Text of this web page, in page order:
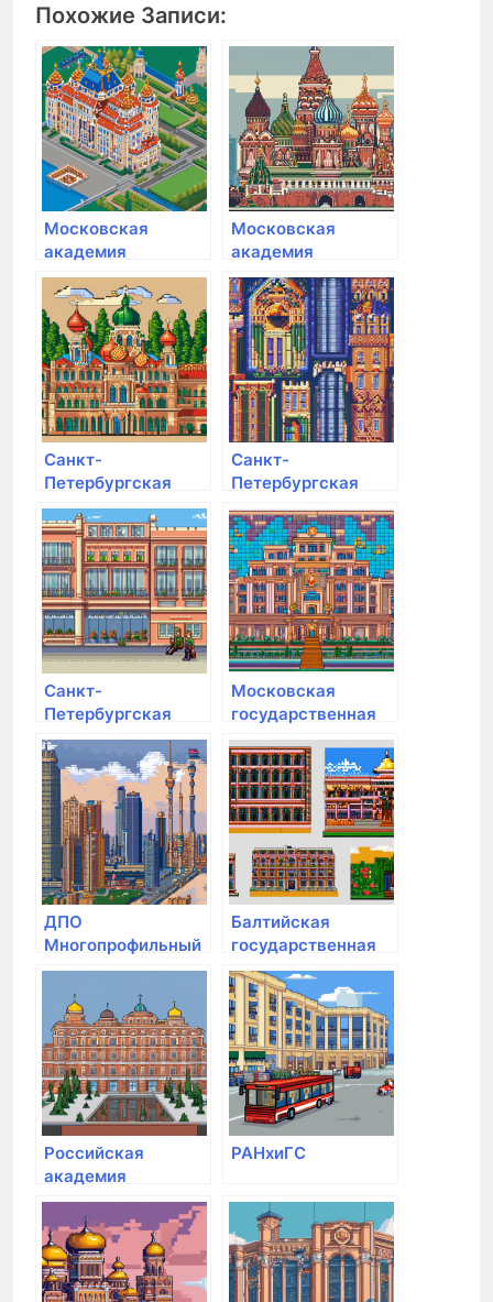
Похожие Записи:
Московская
академия
Следственного
комитета РФ
Московская
академия
Следственного
комитета РФ
Санкт-
Петербургская
академия милиции
им. Н.А. Щёлокова
Санкт-
Петербургская
Юридическая
Академия
Санкт-
Петербургская
государственная
художественно-
промышленная
академия им. А.Л.
Штиглица
Московская
государственная
академия
хореографии
ДПО
Многопрофильный
университет
инновационных
технологий
Балтийская
государственная
академия
рыбопромыслового
флота
Российская
академия
народного
хозяйства и
государственной
службы при
Президенте РФ
РАНхиГС